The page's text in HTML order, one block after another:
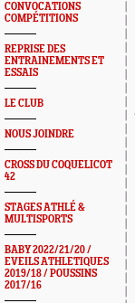
CONVOCATIONS
COMPÉTITIONS
REPRISE DES
ENTRAINEMENTS ET
ESSAIS
LE CLUB
NOUS JOINDRE
CROSS DU COQUELICOT
42
STAGES ATHLÉ &
MULTISPORTS
BABY 2022/21/20 /
EVEILS ATHLETIQUES
2019/18 / POUSSINS
2017/16